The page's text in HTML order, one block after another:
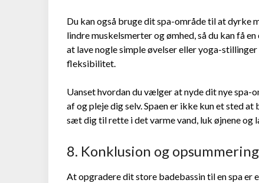
Du kan også bruge dit spa-område til at dyrke
lindre muskelsmerter og ømhed, så du kan få
at lave nogle simple øvelser eller yoga-
fleksibilitet.
Uanset hvordan du vælger at nyde dit nye
af og pleje dig selv. Spaen er ikke kun et sted
sæt dig til rette i det varme vand, luk øjnene
8. Konklusion og opsummering
At opgradere dit store badebassin til en spa er